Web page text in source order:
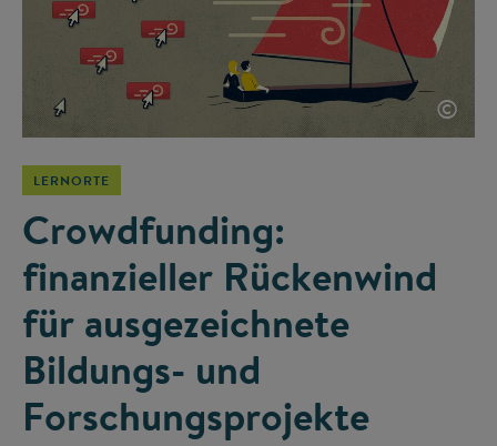
©
LERNORTE
Crowdfunding:
finanzieller Rückenwind
für ausgezeichnete
Bildungs- und
Forschungsprojekte